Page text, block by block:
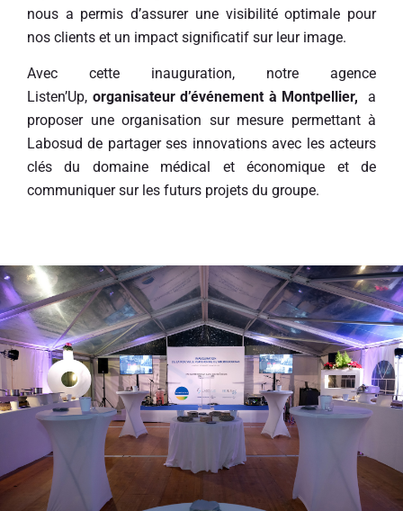
nous a permis d’assurer une visibilité optimale pour
nos clients et un impact significatif sur leur image.
Avec cette inauguration, notre agence
Listen’Up, organisateur d’événement à Montpellier, a
proposer une organisation sur mesure permettant à
Labosud de partager ses innovations avec les acteurs
clés du domaine médical et économique et de
communiquer sur les futurs projets du groupe.